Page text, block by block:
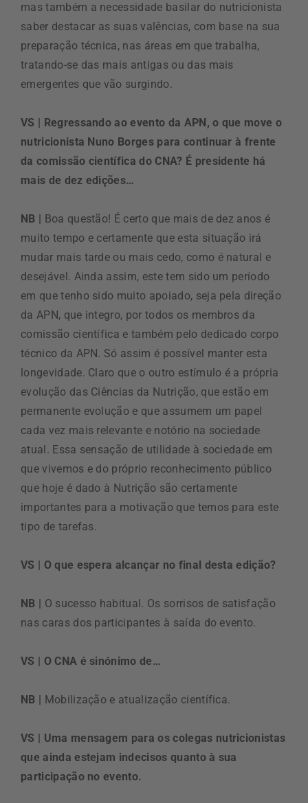
mas também a necessidade basilar do nutricionista
saber destacar as suas valências, com base na sua
preparação técnica, nas áreas em que trabalha,
tratando-se das mais antigas ou das mais
emergentes que vão surgindo.
VS | Regressando ao evento da APN, o que move o
nutricionista Nuno Borges para continuar à frente
da comissão científica do CNA? É presidente há
mais de dez edições…
NB | Boa questão! É certo que mais de dez anos é
muito tempo e certamente que esta situação irá
mudar mais tarde ou mais cedo, como é natural e
desejável. Ainda assim, este tem sido um período
em que tenho sido muito apoiado, seja pela direção
da APN, que integro, por todos os membros da
comissão científica e também pelo dedicado corpo
técnico da APN. Só assim é possível manter esta
longevidade. Claro que o outro estímulo é a própria
evolução das Ciências da Nutrição, que estão em
permanente evolução e que assumem um papel
cada vez mais relevante e notório na sociedade
atual. Essa sensação de utilidade à sociedade em
que vivemos e do próprio reconhecimento público
que hoje é dado à Nutrição são certamente
importantes para a motivação que temos para este
tipo de tarefas.
VS | O que espera alcançar no final desta edição?
NB | O sucesso habitual. Os sorrisos de satisfação
nas caras dos participantes à saída do evento.
VS | O CNA é sinónimo de…
NB | Mobilização e atualização científica.
VS | Uma mensagem para os colegas nutricionistas
que ainda estejam indecisos quanto à sua
participação no evento.